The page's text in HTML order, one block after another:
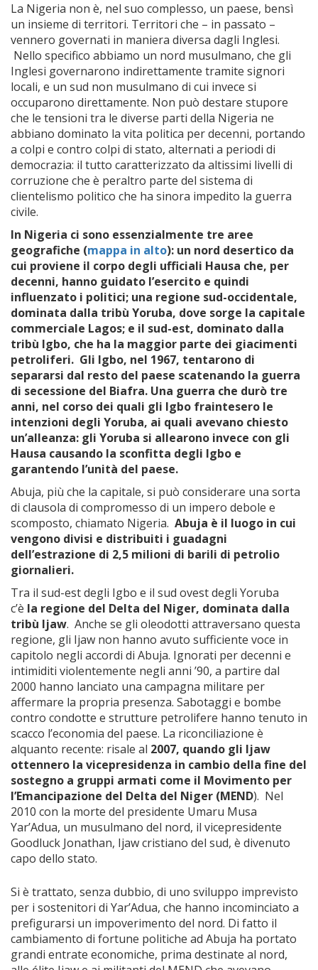
La Nigeria non è, nel suo complesso, un paese, bensì
un insieme di territori. Territori che – in passato –
vennero governati in maniera diversa dagli Inglesi.
Nello specifico abbiamo un nord musulmano, che gli
Inglesi governarono indirettamente tramite signori
locali, e un sud non musulmano di cui invece si
occuparono direttamente. Non può destare stupore
che le tensioni tra le diverse parti della Nigeria ne
abbiano dominato la vita politica per decenni, portando
a colpi e contro colpi di stato, alternati a periodi di
democrazia: il tutto caratterizzato da altissimi livelli di
corruzione che è peraltro parte del sistema di
clientelismo politico che ha sinora impedito la guerra
civile.
In Nigeria ci sono essenzialmente tre aree
geografiche (mappa in alto): un nord desertico da
cui proviene il corpo degli ufficiali Hausa che, per
decenni, hanno guidato l’esercito e quindi
influenzato i politici; una regione sud-occidentale,
dominata dalla tribù Yoruba, dove sorge la capitale
commerciale Lagos; e il sud-est, dominato dalla
tribù Igbo, che ha la maggior parte dei giacimenti
petroliferi. Gli Igbo, nel 1967, tentarono di
separarsi dal resto del paese scatenando la guerra
di secessione del Biafra. Una guerra che durò tre
anni, nel corso dei quali gli Igbo fraintesero le
intenzioni degli Yoruba, ai quali avevano chiesto
un’alleanza: gli Yoruba si allearono invece con gli
Hausa causando la sconfitta degli Igbo e
garantendo l’unità del paese.
Abuja, più che la capitale, si può considerare una sorta
di clausola di compromesso di un impero debole e
scomposto, chiamato Nigeria. Abuja è il luogo in cui
vengono divisi e distribuiti i guadagni
dell’estrazione di 2,5 milioni di barili di petrolio
giornalieri.
Tra il sud-est degli Igbo e il sud ovest degli Yoruba
c’è la regione del Delta del Niger, dominata dalla
tribù Ijaw. Anche se gli oleodotti attraversano questa
regione, gli Ijaw non hanno avuto sufficiente voce in
capitolo negli accordi di Abuja. Ignorati per decenni e
intimiditi violentemente negli anni ’90, a partire dal
2000 hanno lanciato una campagna militare per
affermare la propria presenza. Sabotaggi e bombe
contro condotte e strutture petrolifere hanno tenuto in
scacco l’economia del paese. La riconciliazione è
alquanto recente: risale al 2007, quando gli Ijaw
ottennero la vicepresidenza in cambio della fine del
sostegno a gruppi armati come il Movimento per
l’Emancipazione del Delta del Niger (MEND). Nel
2010 con la morte del presidente Umaru Musa
Yar’Adua, un musulmano del nord, il vicepresidente
Goodluck Jonathan, Ijaw cristiano del sud, è divenuto
capo dello stato.
Si è trattato, senza dubbio, di uno sviluppo imprevisto
per i sostenitori di Yar’Adua, che hanno incominciato a
prefigurarsi un impoverimento del nord. Di fatto il
cambiamento di fortune politiche ad Abuja ha portato
grandi entrate economiche, prima destinate al nord,